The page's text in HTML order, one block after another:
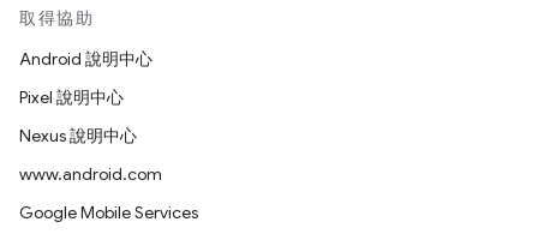
取得協助
Android 說明中心
Pixel 說明中心
Nexus 說明中心
www.android.com
Google Mobile Services